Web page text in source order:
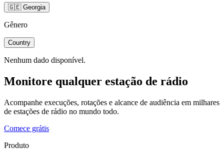
🇬🇪 Georgia
Gênero
Country
Nenhum dado disponível.
Monitore qualquer estação de rádio
Acompanhe execuções, rotações e alcance de audiência em milhares
de estações de rádio no mundo todo.
Comece grátis
Produto